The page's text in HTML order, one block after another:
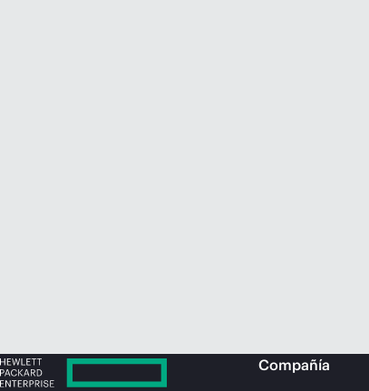
Compañía